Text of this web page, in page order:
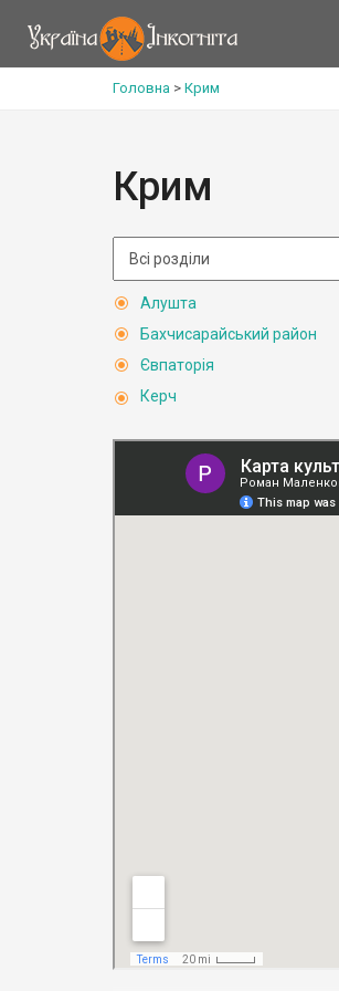
Головна > Крим
Крим
Алушта
Бахчисарайський район
Євпаторія
Керч